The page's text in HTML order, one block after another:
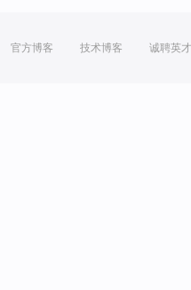
官方博客 技术博客 诚聘英才